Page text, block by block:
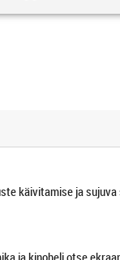
käivitamise ja
ja kinoheli otse